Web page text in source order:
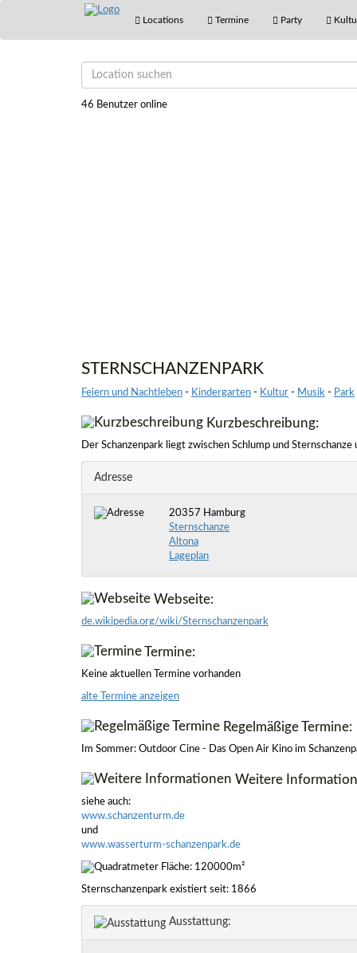
Locations Termine Party
46 Benutzer online
STERNSCHANZENPARK
Feiern und Nachtleben - Kindergarten - Kultur - Musik - Park
Kurzbeschreibung:
Der Schanzenpark liegt zwischen Schlump und
Adresse
20357 Hamburg
Sternschanze
Altona
Lageplan
Webseite:
de.wikipedia.org/wiki/Sternschanzenpark
Termine:
Keine aktuellen Termine vorhanden
alte Termine anzeigen
Regelmäßige Termine:
Im Sommer: Outdoor Cine - Das Open Air Kino im
Weitere
siehe auch:
www.schanzenturm.de
und
www.wasserturm-schanzenpark.de
Fläche: 120000m²
Sternschanzenpark existiert seit: 1866
Ausstattung: